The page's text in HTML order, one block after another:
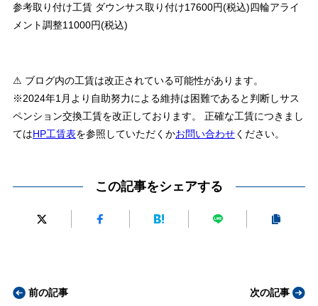
参考取り付け工賃 ダウンサス取り付け17600円(税込)四輪アライ
メント調整11000円(税込)
⚠ ブログ内の工賃は改正されている可能性があります。
※2024年1月より自助努力による維持は困難であると判断しサス
ペンション交換工賃を改正しております。 正確な工賃につきまし
てはHP工賃表を参照していただくかお問い合わせください。
この記事をシェアする
前の記事 次の記事